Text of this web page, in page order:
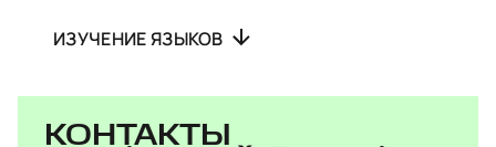
ИЗУЧЕНИЕ ЯЗЫКОВ
КОНТАКТЫ